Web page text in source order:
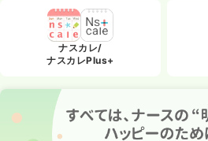
ナスカレ/
ナスカレPlus+